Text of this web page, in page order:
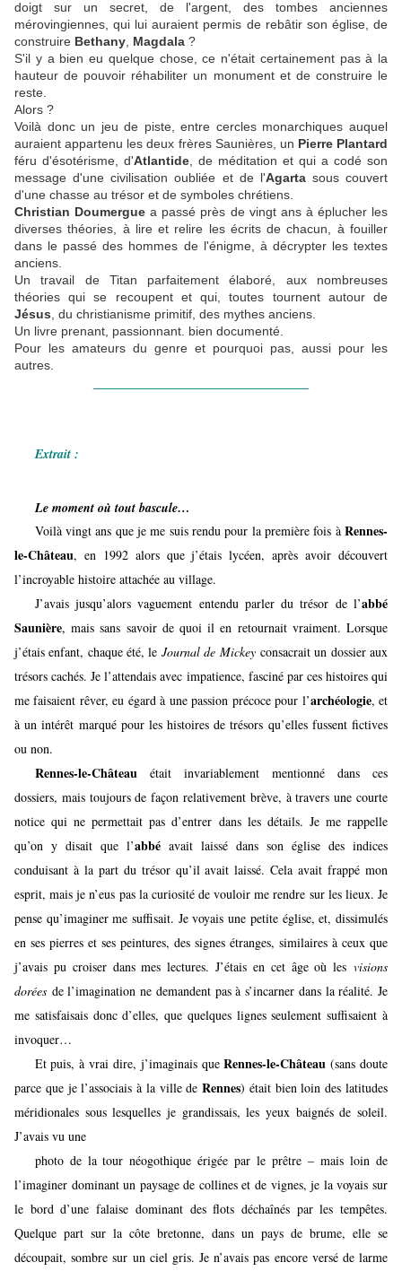
doigt sur un secret, de l'argent, des tombes anciennes
mérovingiennes, qui lui auraient permis de rebâtir son église, de
construire Bethany Magdala ?
S'il y a bien eu quelque chose, ce n'était certainement pas à la
hauteur de pouvoir réhabiliter un monument et de construire le
reste.
Alors ?
Voilà donc un jeu de piste, entre cercles monarchiques auquel
auraient appartenu les deux frères Saunières, un Pierre Plantard
féru d'ésotérisme, d'Atlantide , de méditation et qui a codé son
message d'une civilisation oubliée et de l'Agartasous couvert
d'une chasse au trésor et de symboles chrétiens.
Christian Doumergue a passé près de vingt ans à éplucher les
diverses théories, à lire et relire les écrits de chacun, à fouiller
dans le passé des hommes de l'énigme, à décrypter les textes
anciens.
Un travail de Titan parfaitement élaboré, aux nombreuses
théories qui se recoupent et qui, toutes tournent autour de
Jésus , du christianisme primitif, des mythes anciens.
Un livre prenant, passionnant. bien documenté.
Pour les amateurs du genre et pourquoi pas, aussi pour les
autres.
Extrait :
Le moment où tout bascule…
Voilà vingt ans que je me suis rendu pour la première fois à Rennes-
le-Château, en 1992 alors que j’étais lycéen, après avoir découvert
l’incroyable histoire attachée au village.
J’avais jusqu’alors vaguement entendu parler du trésor de l’abbé
Saunière, mais sans savoir de quoi il en retournait vraiment. Lorsque
j’étais enfant, chaque été, le Journal de Mickeyconsacrait un dossier aux
trésors cachés. Je l’attendais avec impatience, fasciné par ces histoires qui
me faisaient rêver, eu égard à une passion précoce pour l’archéologie, et
à un intérêt marqué pour les histoires de trésors qu’elles fussent fictives
ou non.
Rennes-le-Châteauétait invariablement mentionné dans ces
dossiers, mais toujours de façon relativement brève, à travers une courte
notice qui ne permettait pas d’entrer dans les détails. Je me rappelle
qu’on y disait que l’abbé avait laissé dans son église des indices
conduisant à la part du trésor qu’il avait laissé. Cela avait frappé mon
esprit, mais je n’eus pas la curiosité de vouloir me rendre sur les lieux. Je
pense qu’imaginer me suffisait. Je voyais une petite église, et, dissimulés
en ses pierres et ses peintures, des signes étranges, similaires à ceux que
j’avais pu croiser dans mes lectures. J’étais en cet âge où les visions
dorées de l’imagination ne demandent pas à s’incarner dans la réalité. Je
me satisfaisais donc d’elles, que quelques lignes seulement suffisaient à
invoquer…
Et puis, à vrai dire, j’imaginais queRennes-le-Château (sans doute
parce que je l’associais à la ville deRennes) était bien loin des latitudes
méridionales sous lesquelles je grandissais, les yeux baignés de soleil.
J’avais vu une
photo de la tour néogothique érigée par le prêtre – mais loin de
l’imaginer dominant un paysage de collines et de vignes, je la voyais sur
le bord d’une falaise dominant des flots déchaînés par les tempêtes.
Quelque part sur la côte bretonne, dans un pays de brume, elle se
découpait, sombre sur un ciel gris. Je n’avais pas encore versé de larme